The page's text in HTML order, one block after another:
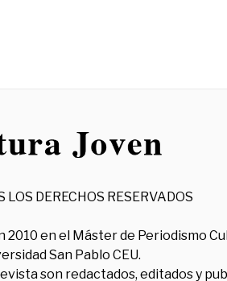
DERECHOS RESERVADOS
2010 en el Máster de Periodismo
San Pablo CEU.
son redactados, editados y